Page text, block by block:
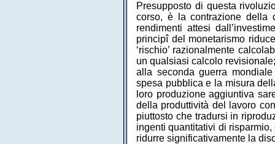
Presupposto di questa
corso, è la contrazione della
rendimenti attesi
principî del monetarismo
‘rischio’ razionalmente
un qualsiasi calcolo
alla seconda guerra
spesa pubblica e la misura
loro produzione aggiuntiva
della produttività del lavoro
piuttosto che tradursi in
ingenti quantitativi di
ridurre significativamente la